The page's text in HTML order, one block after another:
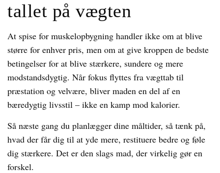
tallet på vægten
At spise for muskelopbygning handler ikke om at blive
større for enhver pris, men om at give kroppen de bedste
betingelser for at blive stærkere, sundere og mere
modstandsdygtig. Når fokus flyttes fra vægttab til
præstation og velvære, bliver maden en del af en
bæredygtig livsstil – ikke en kamp mod kalorier.
Så næste gang du planlægger dine måltider, så tænk på,
hvad der får dig til at yde mere, restituere bedre og føle
dig stærkere. Det er den slags mad, der virkelig gør en
forskel.